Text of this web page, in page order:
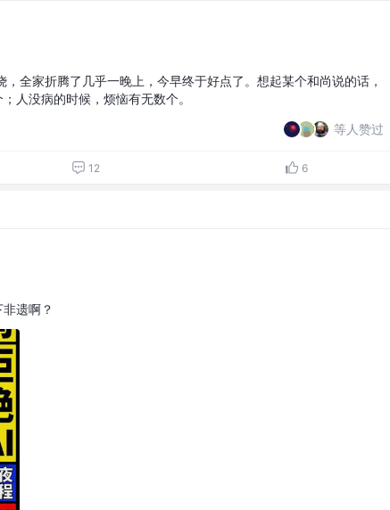
全家折腾了几乎一晚上，今早终于好点了。想起某个和尚说的话，
人没病的时候，烦恼有无数个。
等人赞过
12 6
遗啊？